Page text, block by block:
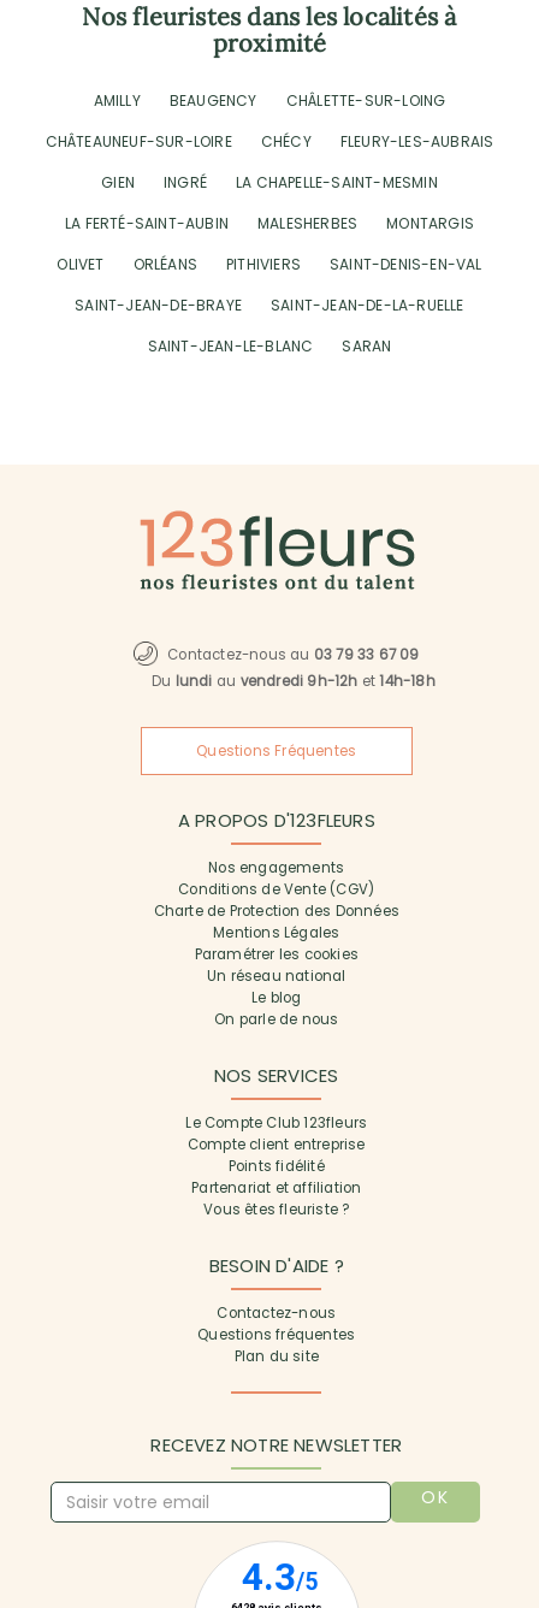
Nos fleuristes dans les localités à
proximité
AMILLY BEAUGENCY
CHÂLETTE-SUR-LOING
CHÂTEAUNEUF-SUR-LOIRE
CHÉCY
FLEURY-LES-AUBRAIS
GIEN
INGRÉ
LA CHAPELLE-SAINT-MESMIN
LA FERTÉ-SAINT-AUBIN
MALESHERBES
MONTARGIS
OLIVET
ORLÉANS PITHIVIERS
SAINT-DENIS-EN-VAL
SAINT-JEAN-DE-BRAYE
SAINT-JEAN-DE-LA-RUELLE
SAINT-JEAN-LE-BLANC
SARAN
Contactez-nous au 03 79 33 67 09
Du lundi au vendredi 9h-12h et14h-18h
Questions Fréquentes
A PROPOS D'123FLEURS
Nos engagements
Conditions de Vente (CGV)
Charte de Protection des Données
Mentions Légales
Paramétrer les cookies
Un réseau national
Le blog
On parle de nous
NOS SERVICES
Le Compte Club 123fleurs
Compte client entreprise
Points fidélité
Partenariat et affiliation
Vous êtes fleuriste ?
BESOIN D'AIDE ?
Contactez-nous
Questions fréquentes
Plan du site
RECEVEZ NOTRE NEWSLETTER
OK